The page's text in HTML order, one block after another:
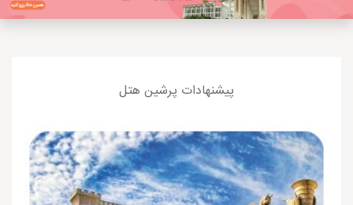
پیشنهادات پرشین هتل